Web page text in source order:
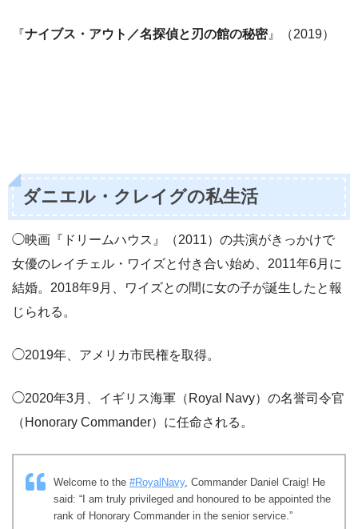
『ナイブス・アウト／名探偵と刃の館の秘密』（2019）
ダニエル・クレイグの私生活
◯映画『ドリームハウス』（2011）の共演がきっかけで
女優のレイチェル・ワイズと付き合い始め、2011年6月に
結婚。2018年9月、ワイズとの間に女の子が誕生したと報
じられる。
◯2019年、アメリカ市民権を取得。
◯2020年3月、イギリス海軍（Royal Navy）の名誉司令官
（Honorary Commander）に任命される。
Welcome to the #RoyalNavy, Commander Daniel Craig! He
said: “I am truly privileged and honoured to be appointed the
rank of Honorary Commander in the senior service.”